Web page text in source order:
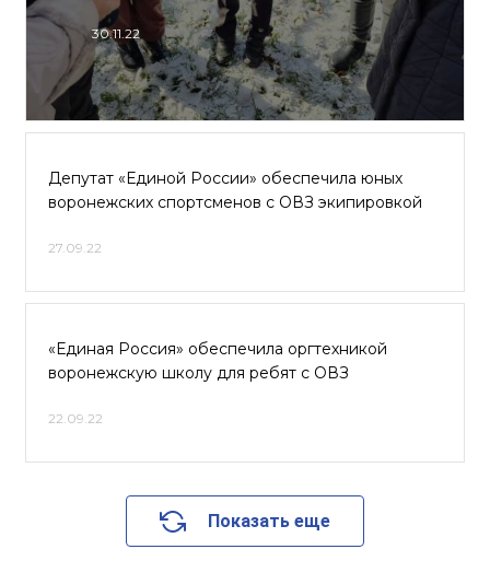
30.11.22
Депутат «Единой России» обеспечила юных
воронежских спортсменов с ОВЗ экипировкой
27.09.22
«Единая Россия» обеспечила оргтехникой
воронежскую школу для ребят с ОВЗ
22.09.22
Показать еще